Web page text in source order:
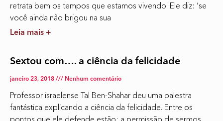
retrata bem os tempos que estamos vivendo. Ele diz: ‘se
você ainda não brigou na sua
Leia mais +
Sextou com…. a ciência da felicidade
janeiro 23, 2018 Nenhum comentário
Professor israelense Tal Ben-Shahar deu uma palestra
fantástica explicando a ciência da felicidade. Entre os
pontos que ele defende estão: a permissão de sermos